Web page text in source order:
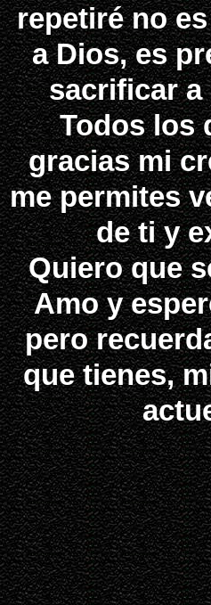
repetiré no
a Dios, es
sacrificar a
Todos los
gracias mi
me permites
de ti y
Quiero que
Amo y
pero
que tienes,